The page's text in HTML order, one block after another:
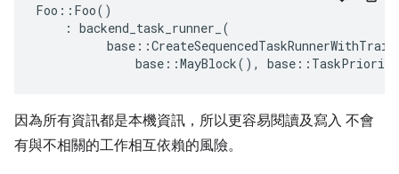
Foo :: Foo()
: backend_task_runner_ (
base ::
base ::MayBlock(), base :: TaskPriority
因為所有資訊都是本機資訊，所以更容易閱讀及寫入 不會
有與不相關的工作相互依賴的風險。